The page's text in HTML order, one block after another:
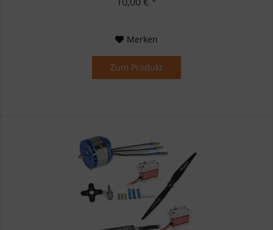
Merken
Zum Produkt